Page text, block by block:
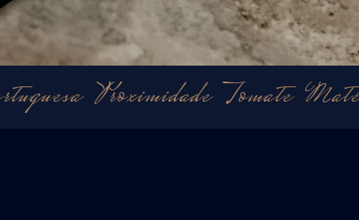
Proximidade Tomate Matéria-